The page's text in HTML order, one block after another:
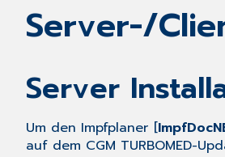
Server-/
Server
Um den Impfplaner [
auf dem CGM TURBOMED-